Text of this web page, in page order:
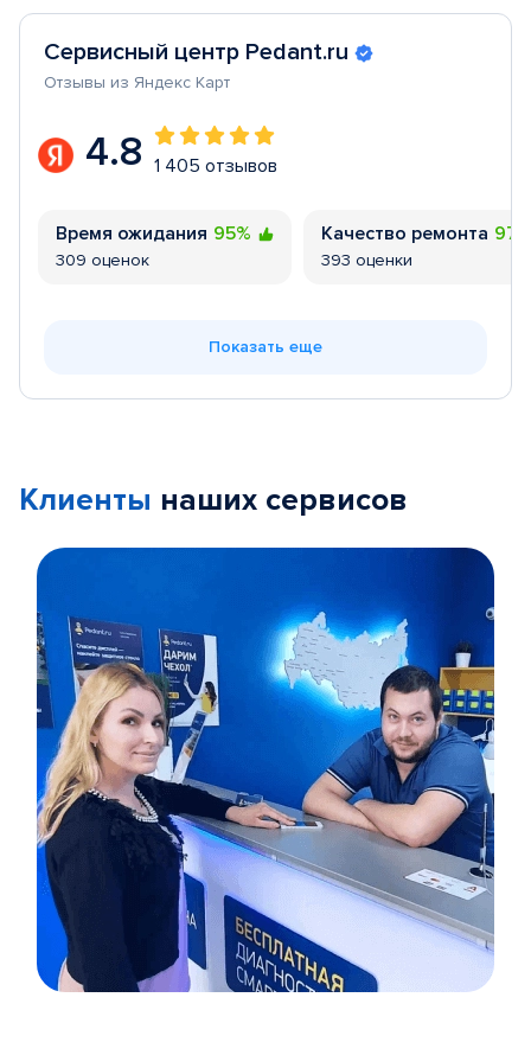
Сервисный центр Pedant.ru
Отзывы из Яндекс Карт
4.8 1 405 отзывов
Время ожидания 95%
309 оценок
Качество ремонта
393 оценки
Показать еще
Клиенты наших сервисов